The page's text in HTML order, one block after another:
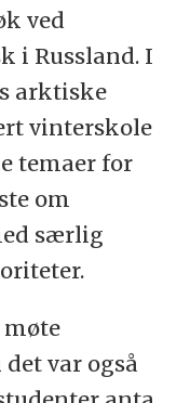
ved
i Russland. I
arktiske
vinterskole
temaer for
om
særlig
var også